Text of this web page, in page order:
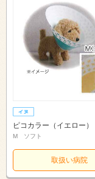
ピコカラー（イエロー）
M ソフト
取扱い病院